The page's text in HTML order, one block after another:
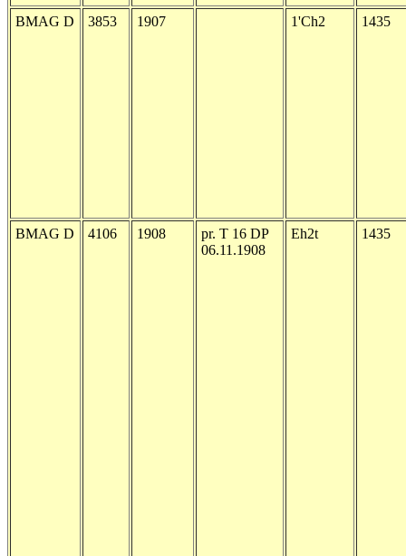
BMAG D 3853 1907 1'Ch2 1435
BMAG D 4106 1908
pr. T 16 DP
06.11.1908
Eh2t 1435